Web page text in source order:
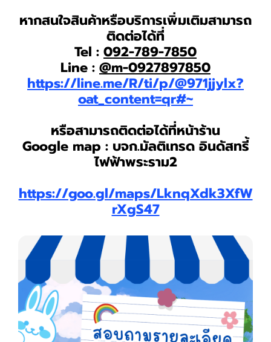
หากสนใจสินค้าหรือบริการเพิ่มเติมสามารถ
ติดต่อได้ที่
Tel : 092-789-7850
Line : @m-0927897850
https://line.me/R/ti/p/@971jjylx?
oat_content=qr#~
หรือสามารถติดต่อได้ที่หน้าร้าน
Google map : บจก.มัลติเทรด อินดัสทรี้
ไฟฟ้าพระราม2
https://goo.gl/maps/LknqXdk3XfW
rXgS47